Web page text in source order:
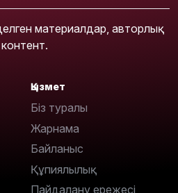
материалдар, авторлық
Қызмет
Біз туралы
Жарнама
Байланыс
Құпиялылық
Пайдалану ережесі